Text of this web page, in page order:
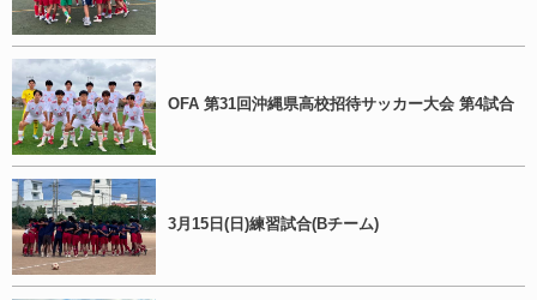
OFA 第31回沖縄県高校招待サッカー大会 第4試合
3月15日(日)練習試合(Bチーム)